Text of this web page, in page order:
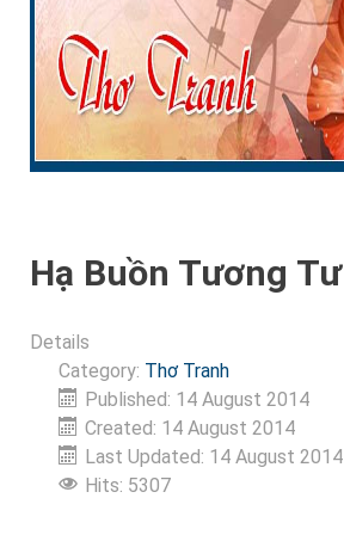
Hạ Buồn Tương Tư
Details
Category: Thơ Tranh
Published: 14 August 2014
Created: 14 August 2014
Last Updated: 14 August 2014
Hits: 5307